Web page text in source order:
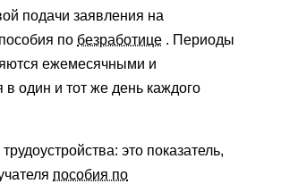
подачи заявления на
по безработице . Периоды
ежемесячными и
в один и тот же день каждого
это показатель,
пособия по